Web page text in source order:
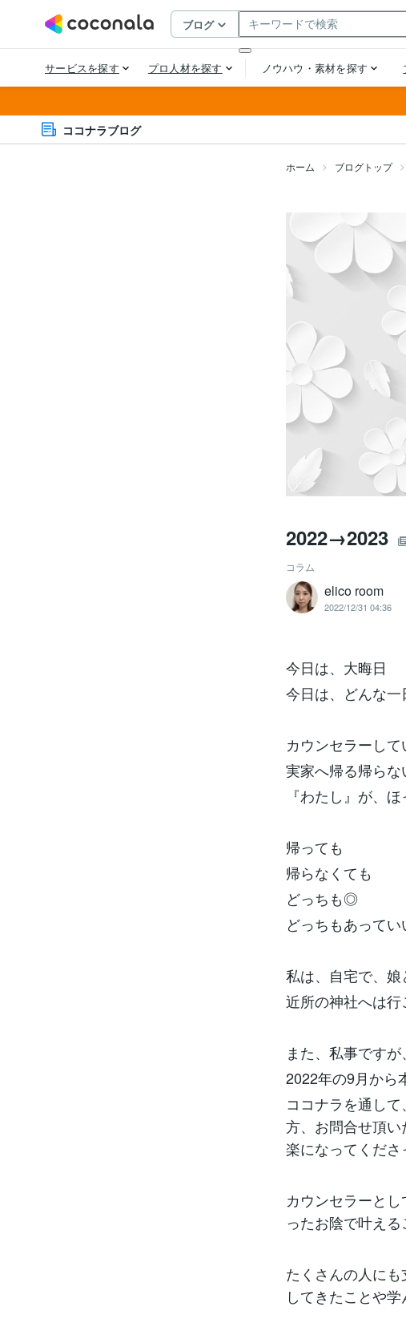
ココナラブログ
ホーム ブログトップ
2022→2023
コラム
elico room
2022/12/31 04:36
今日は、大晦日
今日は、どんな一
カウンセラーして
実家へ帰る帰ら
『わたし』が、
帰っても
帰らなくても
どっちも◎
どっちもあって
私は、自宅で、
近所の神社へは行
また、私事ですが、
2022年の9月から
ココナラを通し
方、お問合せ頂
楽になってくだ
カウンセラーと
ったお陰で叶え
たくさんの人に
してきたことや